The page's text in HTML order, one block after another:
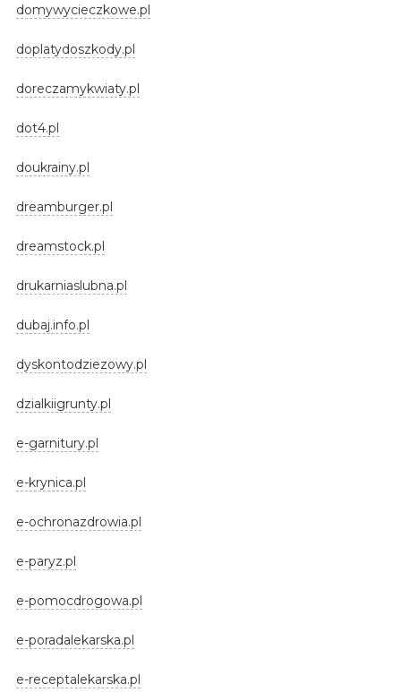
domywycieczkowe.pl
doplatydoszkody.pl
doreczamykwiaty.pl
dot4.pl
doukrainy.pl
dreamburger.pl
dreamstock.pl
drukarniaslubna.pl
dubaj.info.pl
dyskontodziezowy.pl
dzialkiigrunty.pl
e-garnitury.pl
e-krynica.pl
e-ochronazdrowia.pl
e-paryz.pl
e-pomocdrogowa.pl
e-poradalekarska.pl
e-receptalekarska.pl